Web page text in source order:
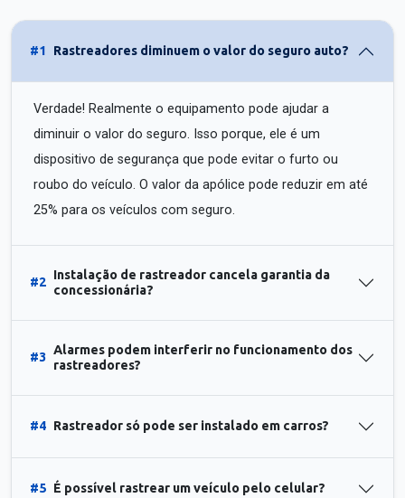
#1 Rastreadores diminuem o valor do seguro auto?
Verdade! Realmente o equipamento pode ajudar a
diminuir o valor do seguro. Isso porque, ele é um
dispositivo de segurança que pode evitar o furto ou
roubo do veículo. O valor da apólice pode reduzir em até
25% para os veículos com seguro.
#2
Instalação de rastreador cancela garantia da
concessionária?
#3
Alarmes podem interferir no funcionamento dos
rastreadores?
#4 Rastreador só pode ser instalado em carros?
#5 É possível rastrear um veículo pelo celular?